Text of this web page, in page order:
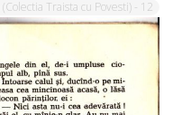
Traista cu Povesti) - 12